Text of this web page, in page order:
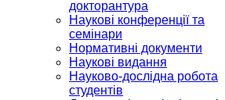
докторантура
Наукові конференції та
семінари
Нормативні документи
Наукові видання
Науково-дослідна робота
студентів